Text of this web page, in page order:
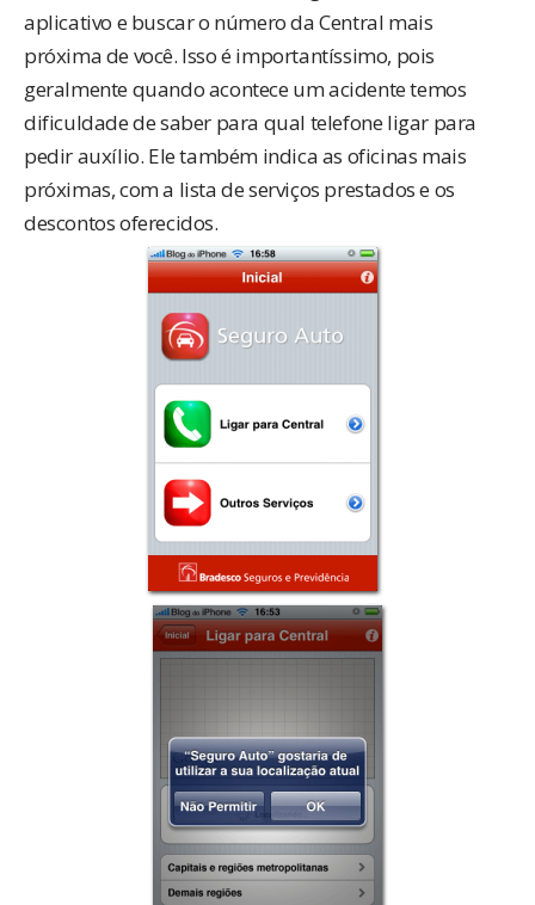
aplicativo e buscar o número da Central mais
próxima de você. Isso é importantíssimo, pois
geralmente quando acontece um acidente temos
dificuldade de saber para qual telefone ligar para
pedir auxílio. Ele também indica as oficinas mais
próximas, com a lista de serviços prestados e os
descontos oferecidos.